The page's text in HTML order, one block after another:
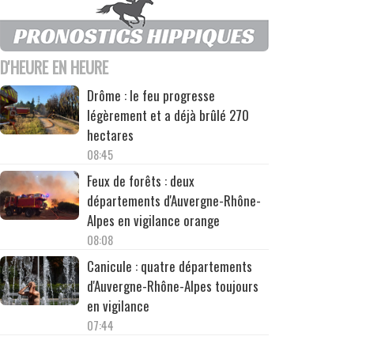
D'HEURE EN HEURE
Drôme : le feu progresse
légèrement et a déjà brûlé 270
hectares
08:45
Feux de forêts : deux
départements d'Auvergne-Rhône-
Alpes en vigilance orange
08:08
Canicule : quatre départements
d'Auvergne-Rhône-Alpes toujours
en vigilance
07:44